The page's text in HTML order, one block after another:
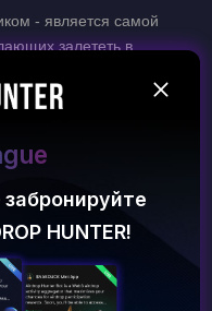
- является самой
залететь в
на карточках -
и грамотнее
платформе AirdropHunter
аирдропов!
Deposit bonus
платформу —
50% и шанс на
$1000!